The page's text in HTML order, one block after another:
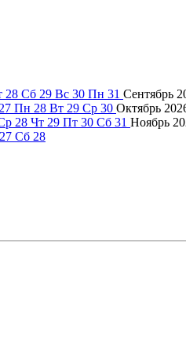
28 Сб 29 Вс 30 Пн 31 Сентябрь
27 Пн 28 Вт 29 Ср 30 Октябрь
28 Чт 29 Пт 30 Сб 31 Ноябрь
27 Сб 28